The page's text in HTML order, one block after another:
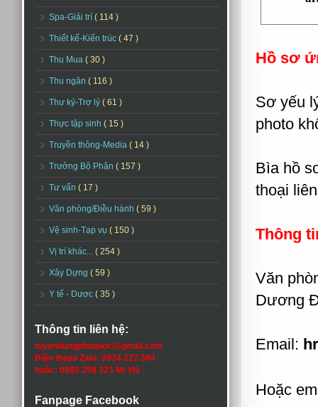
Spa-Giải trí ( 114 )
Thiết kế-Kiến trúc ( 47 )
Thu Mua ( 30 )
Thu ngân ( 116 )
Thư ký-Trợ lý ( 61 )
Thực tập sinh ( 15 )
Truyền thông-Media ( 14 )
Trưởng Bộ Phận ( 157 )
Tư vấn ( 17 )
Văn phòng/Điều hành ( 59 )
Vệ sinh-Tạp vụ ( 150 )
Vị trí khác... ( 254 )
Xây Dựng ( 59 )
Y tế - Dược ( 35 )
Thông tin liên hệ:
tuyendungphuquoc@gmail.com
Điện thoại/ Zalo: 0934.127.384
hoặc: 0985 258 323 Mr Hà
Fanpage Facebook
Hồ sơ
Sơ yếu
photo
Bìa hồ
thoại
Thông
Văn
Dương
Email:
Hoặc